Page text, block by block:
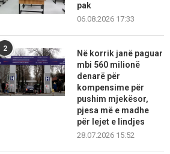
pak
06.08.2026 17:33
2
Në korrik janë paguar
mbi 560 milionë
denarë për
kompensime për
pushim mjekësor,
pjesa më e madhe
për lejet e lindjes
28.07.2026 15:52